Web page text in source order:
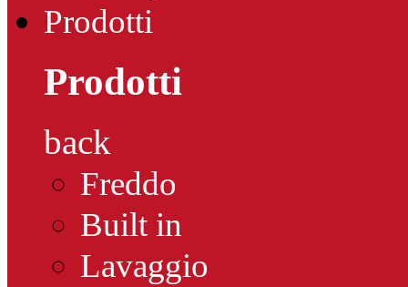
Prodotti
Prodotti
back
Freddo
Built in
Lavaggio